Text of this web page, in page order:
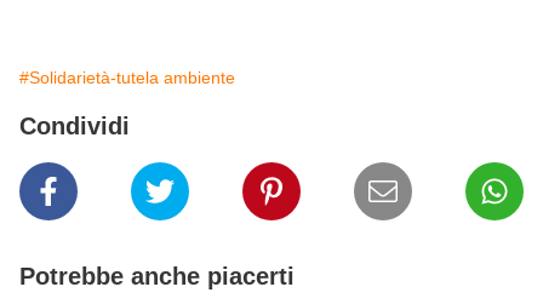
#Solidarietà-tutela ambiente
Condividi
Potrebbe anche piacerti